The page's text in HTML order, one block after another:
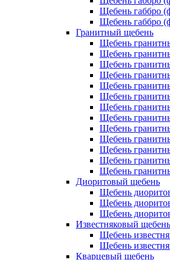
Щебень габбро
Щебень габбро
Гранитный щебень
Щебень
Щебень
Щебень
Щебень
Щебень
Щебень
Щебень
Щебень
Щебень
Щебень
Щебень
Щебень
Щебень
Диоритовый щебень
Щебень
Щебень
Щебень
Известняковый щебень
Щебень
Щебень
Кварцевый щебень